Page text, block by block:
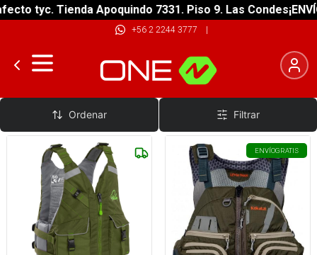
tyc. Tienda Apoquindo 7331. Piso 9. Las Condes
+56 2 2244 3777 |
Pesca
Ordenar Filtrar
ENVÍOGRATIS